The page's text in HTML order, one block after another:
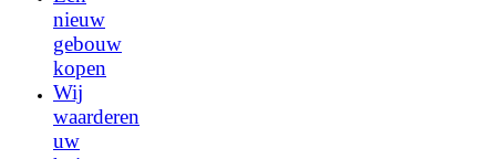
nieuw
gebouw
kopen
Wij
waarderen
uw